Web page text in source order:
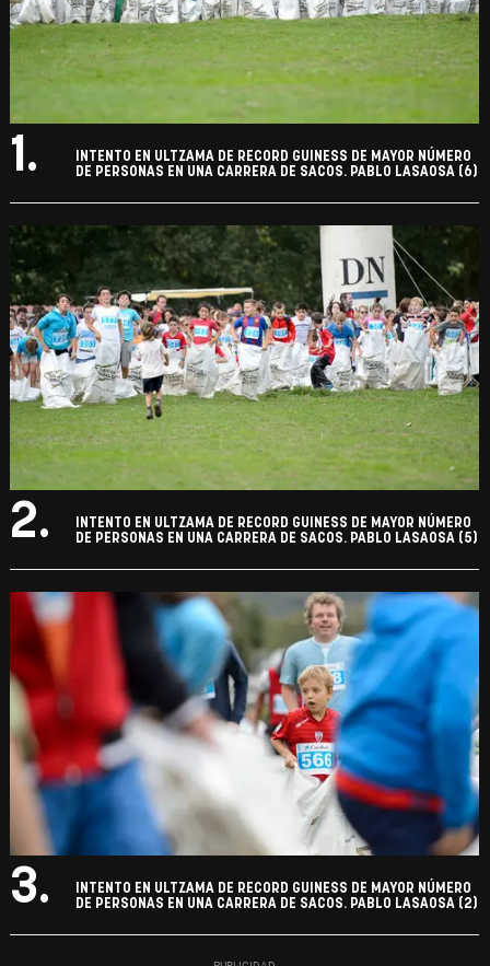
1.
INTENTO EN ULTZAMA DE RECORD GUINESS DE MAYOR NÚMERO
DE PERSONAS EN UNA CARRERA DE SACOS. PABLO LASAOSA (6)
2.
INTENTO EN ULTZAMA DE RECORD GUINESS DE MAYOR NÚMERO
DE PERSONAS EN UNA CARRERA DE SACOS. PABLO LASAOSA (5)
3.
INTENTO EN ULTZAMA DE RECORD GUINESS DE MAYOR NÚMERO
DE PERSONAS EN UNA CARRERA DE SACOS. PABLO LASAOSA (2)